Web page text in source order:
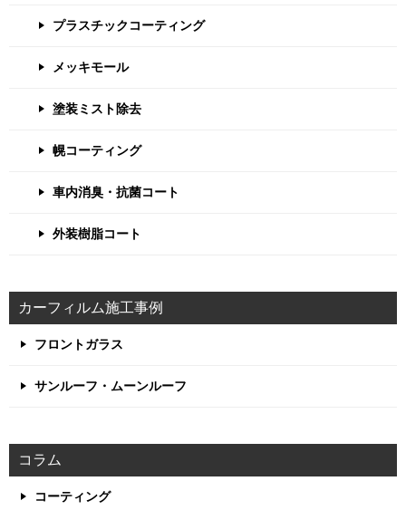
プラスチックコーティング
メッキモール
塗装ミスト除去
幌コーティング
車内消臭・抗菌コート
外装樹脂コート
カーフィルム施工事例
フロントガラス
サンルーフ・ムーンルーフ
コラム
コーティング